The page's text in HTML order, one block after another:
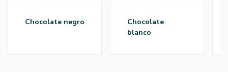
chocolate negro
chocolate
blanco